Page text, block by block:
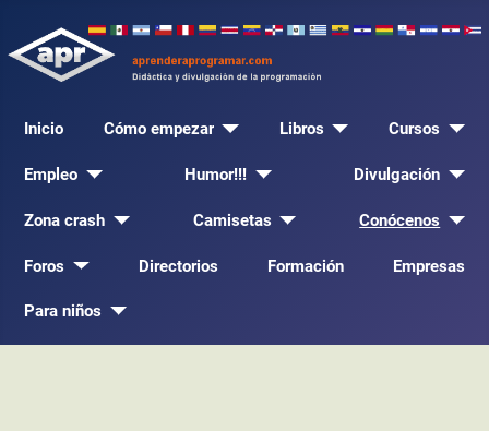
Inicio Cómo empezar Libros Cursos
Empleo Humor!!! Divulgación
Zona crash Camisetas Conócenos
Foros Directorios Formación Empresas
Para niños